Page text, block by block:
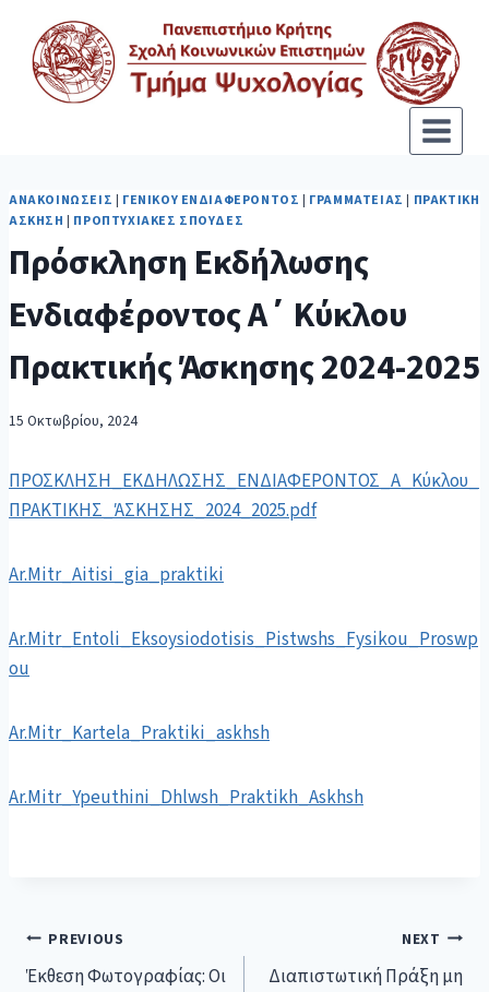
ΑΝΑΚΟΙΝΏΣΕΙΣ | ΓΕΝΙΚΟΎ ΕΝΔΙΑΦΈΡΟΝΤΟΣ | ΓΡΑΜΜΑΤΕΊΑΣ | ΠΡΑΚΤΙΚΉ
ΆΣΚΗΣΗ | ΠΡΟΠΤΥΧΙΑΚΈΣ ΣΠΟΥΔΈΣ
Πρόσκληση Εκδήλωσης
Ενδιαφέροντος Α΄ Κύκλου
Πρακτικής Άσκησης 2024-2025
15 Οκτωβρίου, 2024
ΠΡΟΣΚΛΗΣΗ_ΕΚΔΗΛΩΣΗΣ_ΕΝΔΙΑΦΕΡΟΝΤΟΣ_Α_Κύκλου_
ΠΡΑΚΤΙΚΗΣ_ΆΣΚΗΣΗΣ_2024_2025.pdf
Αr.Μitr_Aitisi_gia_praktiki
Αr.Μitr_Entoli_Eksoysiodotisis_Pistwshs_Fysikou_Proswp
ou
Αr.Μitr_Kartela_Praktiki_askhsh
Αr.Μitr_Ypeuthini_Dhlwsh_Praktikh_Askhsh
PREVIOUS
Έκθεση Φωτογραφίας: Οι
NEXT
Διαπιστωτική Πράξη μη